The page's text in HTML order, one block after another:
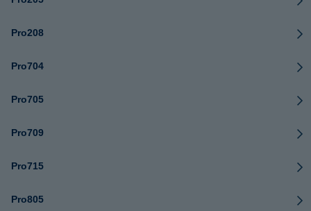
Pro208
Pro704
Pro705
Pro709
Pro715
Pro805